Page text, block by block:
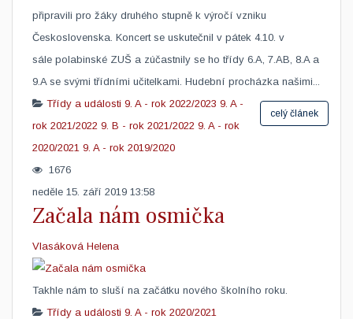
připravili pro žáky druhého stupně k výročí vzniku
Československa. Koncert se uskutečnil v pátek 4.10. v
sále polabinské ZUŠ a zúčastnily se ho třídy 6.A, 7.AB, 8.A a
9.A se svými třídními učitelkami. Hudební procházka našimi...
celý článek
Třídy a události 9. A - rok 2022/2023 9. A -
rok 2021/2022 9. B - rok 2021/2022 9. A - rok
2020/2021 9. A - rok 2019/2020
1676
neděle 15. září 2019 13:58
Začala nám osmička
Vlasáková Helena
​Takhle nám to sluší na začátku nového školního roku.
Třídy a události 9. A - rok 2020/2021